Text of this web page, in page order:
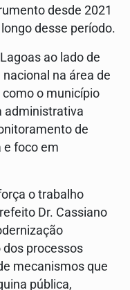
desde 2021
desse período.
ao lado de
na área de
o município
administrativa
de
e foco em
o trabalho
Dr. Cassiano
processos
mecanismos que
pública,